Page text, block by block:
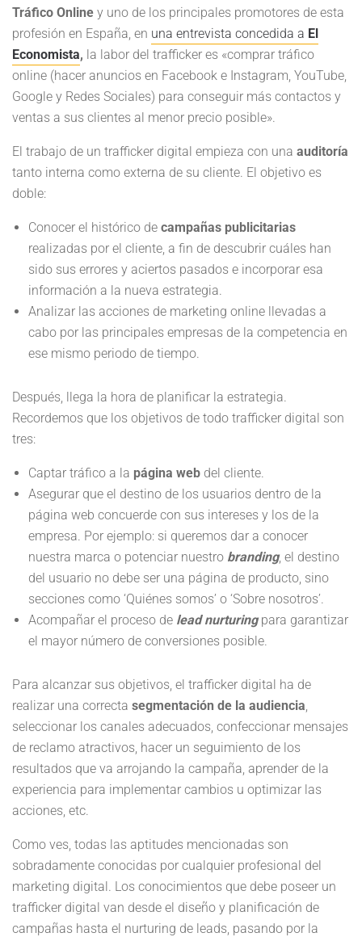
Tráfico Online y uno de los principales promotores de esta
profesión en España, en una entrevista concedida a El
Economista, la labor del trafficker es «comprar tráfico
online (hacer anuncios en Facebook e Instagram, YouTube,
Google y Redes Sociales) para conseguir más contactos y
ventas a sus clientes al menor precio posible».
El trabajo de un trafficker digital empieza con una auditoría
tanto interna como externa de su cliente. El objetivo es
doble:
Conocer el histórico de campañas publicitarias
realizadas por el cliente, a fin de descubrir cuáles han
sido sus errores y aciertos pasados e incorporar esa
información a la nueva estrategia.
Analizar las acciones de marketing online llevadas a
cabo por las principales empresas de la competencia en
ese mismo periodo de tiempo.
Después, llega la hora de planificar la estrategia.
Recordemos que los objetivos de todo trafficker digital son
tres:
Captar tráfico a la página web del cliente.
Asegurar que el destino de los usuarios dentro de la
página web concuerde con sus intereses y los de la
empresa. Por ejemplo: si queremos dar a conocer
nuestra marca o potenciar nuestro branding, el destino
del usuario no debe ser una página de producto, sino
secciones como ‘Quiénes somos’ o ‘Sobre nosotros’.
Acompañar el proceso de lead nurturingpara garantizar
el mayor número de conversiones posible.
Para alcanzar sus objetivos, el trafficker digital ha de
realizar una correcta segmentación de la audiencia,
seleccionar los canales adecuados, confeccionar mensajes
de reclamo atractivos, hacer un seguimiento de los
resultados que va arrojando la campaña, aprender de la
experiencia para implementar cambios u optimizar las
acciones, etc.
Como ves, todas las aptitudes mencionadas son
sobradamente conocidas por cualquier profesional del
marketing digital. Los conocimientos que debe poseer un
trafficker digital van desde el diseño y planificación de
campañas hasta el nurturing de leads, pasando por la